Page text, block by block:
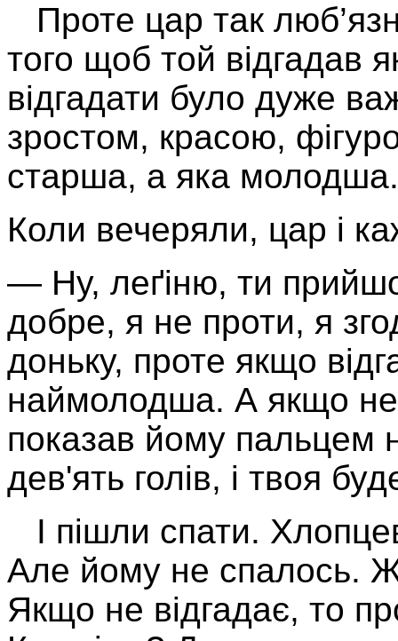
Проте цар так
того щоб той відгадав
відгадати було дуже
зростом, красою,
старша, а яка молодша.
Коли вечеряли, цар і
— Ну, леґіню, ти
добре, я не проти, я
доньку, проте якщо
наймолодша. А якщо
показав йому пальцем
дев'ять голів, і твоя
І пішли спати.
Але йому не спалось.
Якщо не відгадає, то